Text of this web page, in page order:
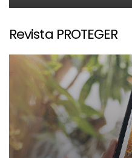
Revista PROTEGER